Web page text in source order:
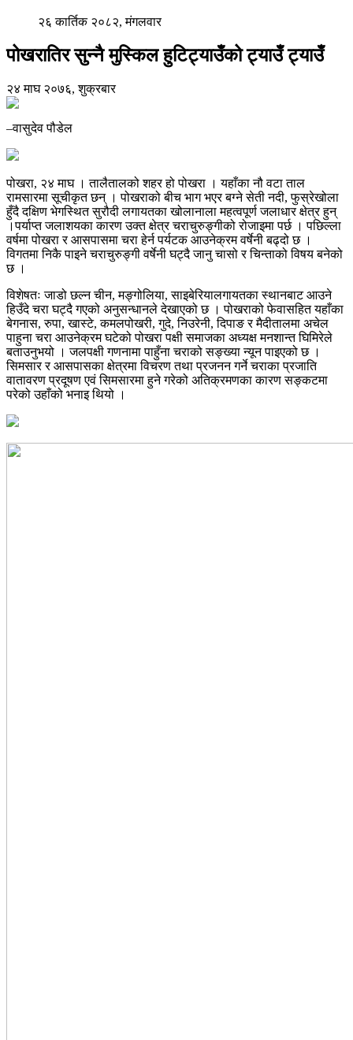
२६ कार्तिक २०८२, मंगलवार
पोखरातिर सुन्नै मुस्किल हुटिट्याउँको ट्याउँ ट्याउँ
२४ माघ २०७६, शुक्रबार
–वासुदेव पौडेल
पोखरा, २४ माघ । तालैतालको शहर हो पोखरा । यहाँका नौ वटा ताल
रामसारमा सूचीकृत छन् । पोखराको बीच भाग भएर बग्ने सेती नदी, फुस्रेखोला
हुँदै दक्षिण भेगस्थित सुरौदी लगायतका खोलानाला महत्वपूर्ण जलाधार क्षेत्र हुन्
।पर्याप्त जलाशयका कारण उक्त क्षेत्र चराचुरुङ्गीको रोजाइमा पर्छ । पछिल्ला
वर्षमा पोखरा र आसपासमा चरा हेर्न पर्यटक आउनेक्रम वर्षेनी बढ्दो छ ।
विगतमा निकै पाइने चराचुरुङ्गी वर्षेनी घट्दै जानु चासो र चिन्ताको विषय बनेको
छ ।
विशेषतः जाडो छल्न चीन, मङ्गोलिया, साइबेरियालगायतका स्थानबाट आउने
हिउँदे चरा घट्दै गएको अनुसन्धानले देखाएको छ । पोखराको फेवासहित यहाँका
बेगनास, रुपा, खास्टे, कमलपोखरी, गुदे, निउरेनी, दिपाङ र मैदीतालमा अचेल
पाहुना चरा आउनेक्रम घटेको पोखरा पक्षी समाजका अध्यक्ष मनशान्त घिमिरेले
बताउनुभयो । जलपक्षी गणनामा पाहुँना चराको सङ्ख्या न्यून पाइएको छ ।
सिमसार र आसपासका क्षेत्रमा विचरण तथा प्रजनन गर्ने चराका प्रजाति
वातावरण प्रदूषण एवं सिमसारमा हुने गरेको अतिक्रमणका कारण सङ्कटमा
परेको उहाँको भनाइ थियो ।